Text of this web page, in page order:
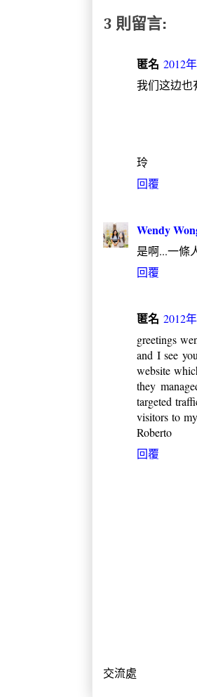
3 則留言:
匿名 2012
我们这边也
玲
回覆
Wendy
是啊...一條
回覆
匿名 2012
greetings
and I see
website
they
targeted
visitors to
Roberto
回覆
交流處